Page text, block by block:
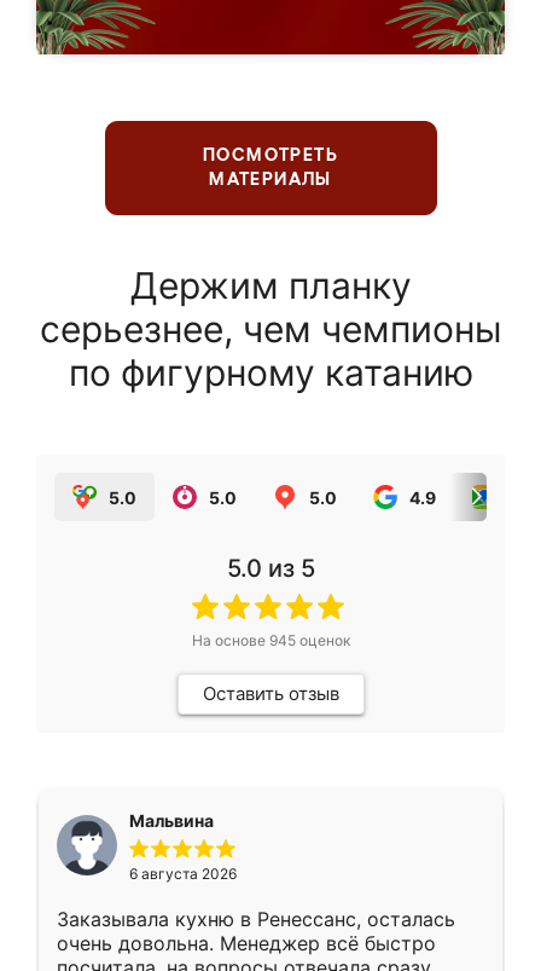
ПОСМОТРЕТЬ
МАТЕРИАЛЫ
Держим планку
серьезнее, чем чемпионы
по фигурному катанию
5.0 5.0 5.0 4.9
5.0 из 5
На основе 945оценок
Оставить отзыв
Мальвина
6 августа 2026
Заказывала кухню в Ренессанс, осталась
очень довольна. Менеджер всё быстро